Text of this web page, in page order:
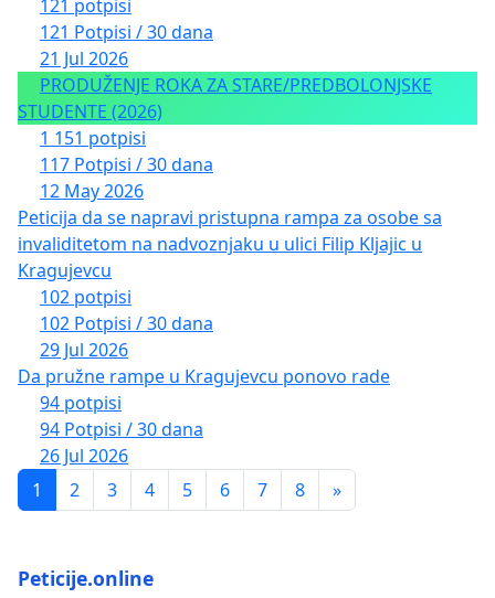
121 potpisi
121 Potpisi / 30 dana
21 Jul 2026
PRODUŽENJE ROKA ZA STARE/PREDBOLONJSKE
STUDENTE (2026)
1 151 potpisi
117 Potpisi / 30 dana
12 May 2026
Peticija da se napravi pristupna rampa za osobe sa
invaliditetom na nadvoznjaku u ulici Filip Kljajic u
Kragujevcu
102 potpisi
102 Potpisi / 30 dana
29 Jul 2026
Da pružne rampe u Kragujevcu ponovo rade
94 potpisi
94 Potpisi / 30 dana
26 Jul 2026
1
2 3 4 5 6 7 8 »
Peticije.online